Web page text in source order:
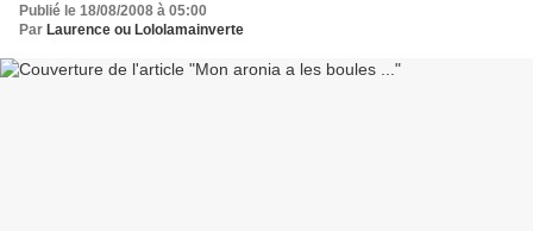
Publié le 18/08/2008 à 05:00
Par Laurence ou Lololamainverte